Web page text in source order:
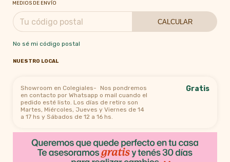
MEDIOS DE ENVÍO
CALCULAR
No sé mi código postal
NUESTRO LOCAL
Showroom en Colegiales-
Nos pondremos
en contacto por Whatsapp o mail cuando el
pedido esté listo. Los días de retiro son
Martes, Miércoles, Jueves y Viernes de 14
a 17 hs y Sábados de 12 a 16 hs.
Gratis